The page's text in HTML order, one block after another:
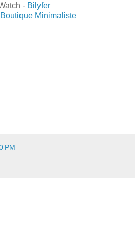
- Bilyfer
Boutique Minimaliste
PM